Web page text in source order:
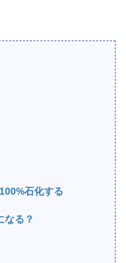
石化する
なる？